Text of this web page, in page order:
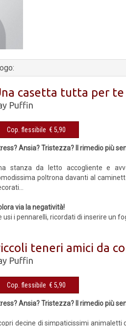
casetta tutta per
Puffin
Cop. flessibile € 5,90
Ansia? Tristezza? Il rimedio più
stanza da letto accogliente e
poltrona davanti al
via la negatività!
usi i pennarelli, ricordati di inserire un
teneri amici da
Puffin
Cop. flessibile € 5,90
Ansia? Tristezza? Il rimedio più
decine di simpaticissimi